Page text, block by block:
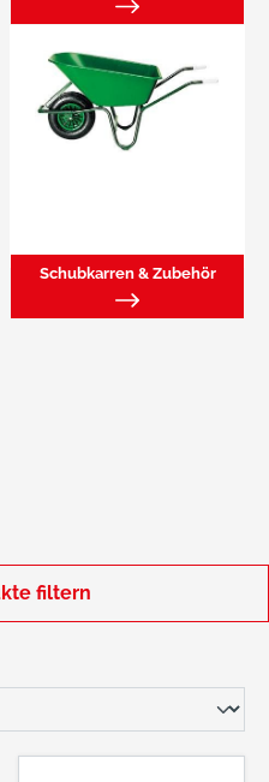
Schubkarren & Zubehör
filtern